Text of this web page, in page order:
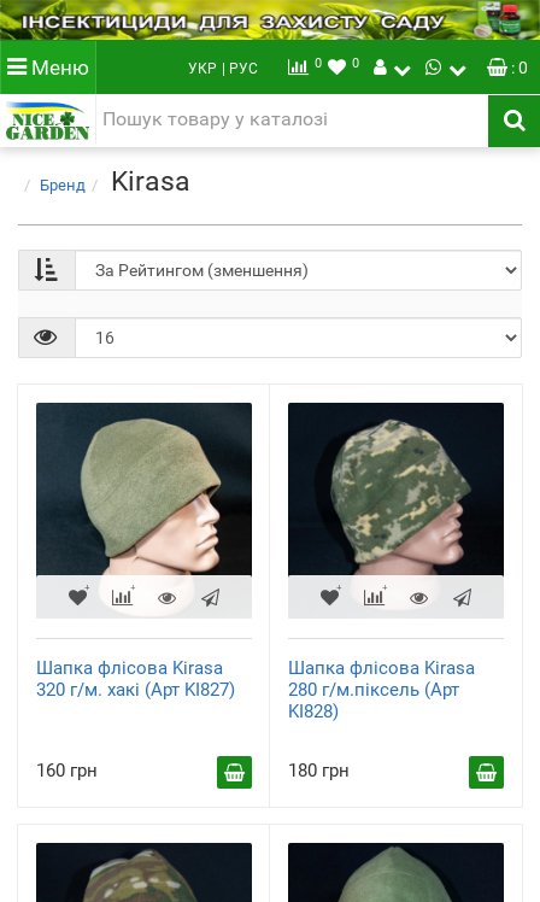
Меню УКР | РУС 0 0 : 0
Бренд Kirasa
Шапка флісова Kirasa
320 г/м. хакі (Арт KI827)
160 грн
Шапка флісова Kirasa
280 г/м.піксель (Арт
KI828)
180 грн